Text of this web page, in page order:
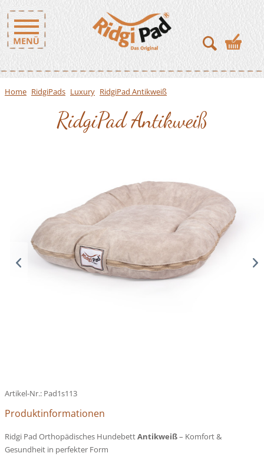
Home RidgiPads Luxury RidgiPad Antikweiß
RidgiPad Antikweiß
Artikel-Nr.: Pad1s113
Produktinformationen
Ridgi Pad Orthopädisches HundebettAntikweiß– Komfort &
Gesundheit in perfekter Form